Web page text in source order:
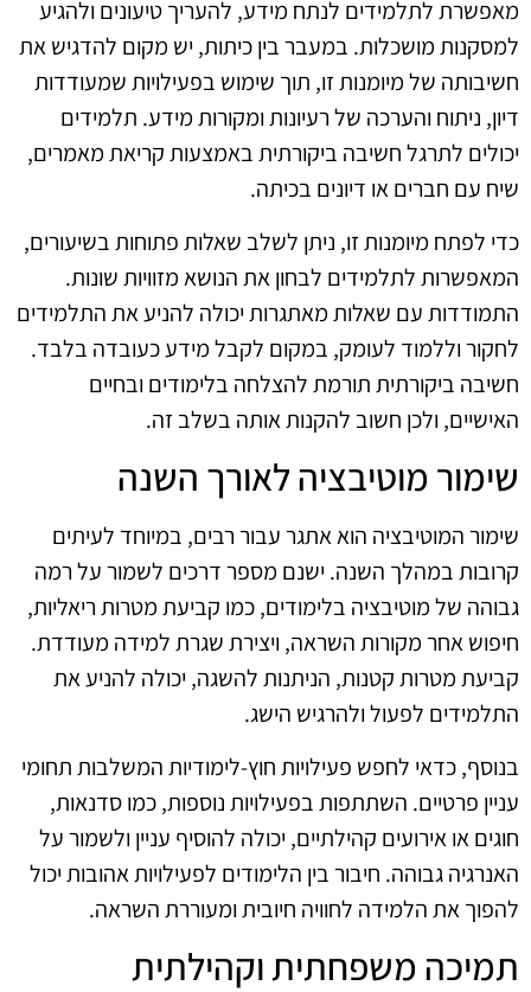
מאפשרת לתלמידים לנתח מידע, להעריך טיעונים ולהגיע
למסקנות מושכלות. במעבר בין כיתות, יש מקום להדגיש את
חשיבותה של מיומנות זו, תוך שימוש בפעילויות שמעודדות
דיון, ניתוח והערכה של רעיונות ומקורות מידע. תלמידים
יכולים לתרגל חשיבה ביקורתית באמצעות קריאת מאמרים,
שיח עם חברים או דיונים בכיתה.
כדי לפתח מיומנות זו, ניתן לשלב שאלות פתוחות בשיעורים,
המאפשרות לתלמידים לבחון את הנושא מזוויות שונות.
התמודדות עם שאלות מאתגרות יכולה להניע את התלמידים
לחקור וללמוד לעומק, במקום לקבל מידע כעובדה בלבד.
חשיבה ביקורתית תורמת להצלחה בלימודים ובחיים
האישיים, ולכן חשוב להקנות אותה בשלב זה.
שימור מוטיבציה לאורך השנה
שימור המוטיבציה הוא אתגר עבור רבים, במיוחד לעיתים
קרובות במהלך השנה. ישנם מספר דרכים לשמור על רמה
גבוהה של מוטיבציה בלימודים, כמו קביעת מטרות ריאליות,
חיפוש אחר מקורות השראה, ויצירת שגרת למידה מעודדת.
קביעת מטרות קטנות, הניתנות להשגה, יכולה להניע את
התלמידים לפעול ולהרגיש הישג.
בנוסף, כדאי לחפש פעילויות חוץ-לימודיות המשלבות תחומי
עניין פרטיים. השתתפות בפעילויות נוספות, כמו סדנאות,
חוגים או אירועים קהילתיים, יכולה להוסיף עניין ולשמור על
האנרגיה גבוהה. חיבור בין הלימודים לפעילויות אהובות יכול
להפוך את הלמידה לחוויה חיובית ומעוררת השראה.
תמיכה משפחתית וקהילתית